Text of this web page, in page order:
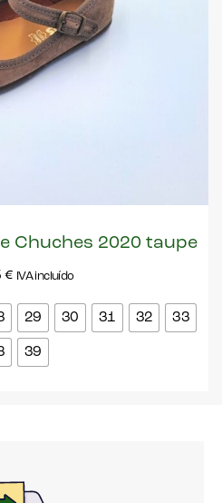
Chuches 2020 taupe
€ IVA incluído
29 30 31 32 33
39